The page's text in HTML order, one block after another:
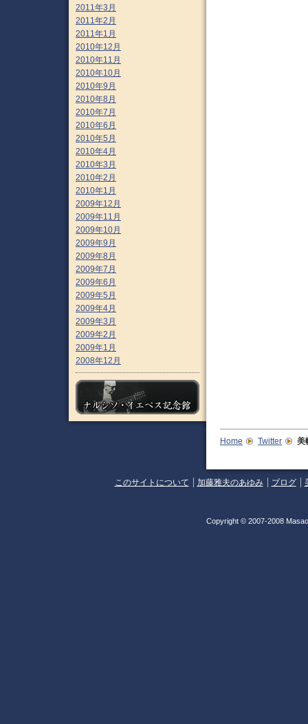
2011年3月
2011年2月
2011年1月
2010年12月
2010年11月
2010年10月
2010年9月
2010年8月
2010年7月
2010年6月
2010年5月
2010年4月
2010年3月
2010年2月
2010年1月
2009年12月
2009年11月
2009年10月
2009年9月
2009年8月
2009年7月
2009年6月
2009年5月
2009年4月
2009年3月
2009年2月
2009年1月
2008年12月
Home Twitter 美
このサイトについて 加藤雅夫のあゆみ ブログ
Copyright © 2007-2008